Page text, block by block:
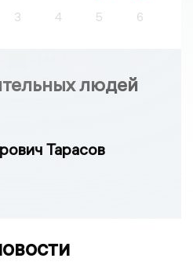
3 4 5 6
людей
Тарасов